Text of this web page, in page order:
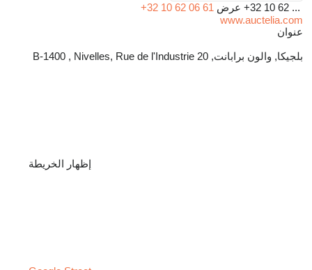
+32 10 62 ... عرض +32 10 62 06 61
www.auctelia.com
عنوان
بلجيكا, والون برابانت, B-1400 , Nivelles, Rue de l'Industrie 20
إظهار الخريطة